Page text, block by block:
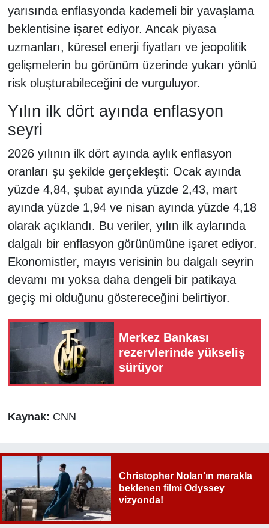
yarısında enflasyonda kademeli bir yavaşlama
beklentisine işaret ediyor. Ancak piyasa
uzmanları, küresel enerji fiyatları ve jeopolitik
gelişmelerin bu görünüm üzerinde yukarı yönlü
risk oluşturabileceğini de vurguluyor.
Yılın ilk dört ayında enflasyon
seyri
2026 yılının ilk dört ayında aylık enflasyon
oranları şu şekilde gerçekleşti: Ocak ayında
yüzde 4,84, şubat ayında yüzde 2,43, mart
ayında yüzde 1,94 ve nisan ayında yüzde 4,18
olarak açıklandı. Bu veriler, yılın ilk aylarında
dalgalı bir enflasyon görünümüne işaret ediyor.
Ekonomistler, mayıs verisinin bu dalgalı seyrin
devamı mı yoksa daha dengeli bir patikaya
geçiş mi olduğunu göstereceğini belirtiyor.
Merkez Bankası
rezervlerinde yükseliş
sürüyor
Kaynak: CNN
Christopher Nolan’ın merakla
beklenen filmi Odyssey
vizyonda!